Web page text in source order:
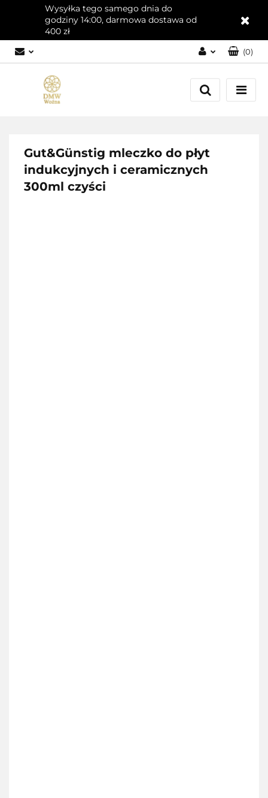
Wysyłka tego samego dnia do
godziny 14:00, darmowa dostawa od
400 zł
Zaloguj się
Załóż konto
(0)
Gut&Günstig mleczko do płyt
indukcyjnych i ceramicznych
300ml czyści